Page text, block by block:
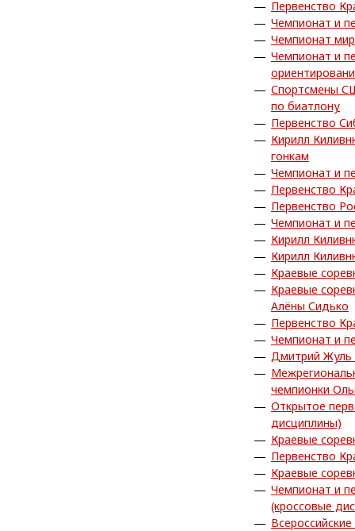
Первенство
Чемпионат и
Чемпионат
Чемпионат и
Спортсмены
по биатлону
Первенство
Кирилл
гонкам
Чемпионат и
Первенство
Первенство
Чемпионат и
Кирилл
Кирилл
Краевые
Краевые
Алёны Сидько
Первенство
Чемпионат и
Дмитрий Жуль
чемпионки
Открытое
дисциплины)
Краевые
Первенство
Краевые
Чемпионат и
(кроссовые